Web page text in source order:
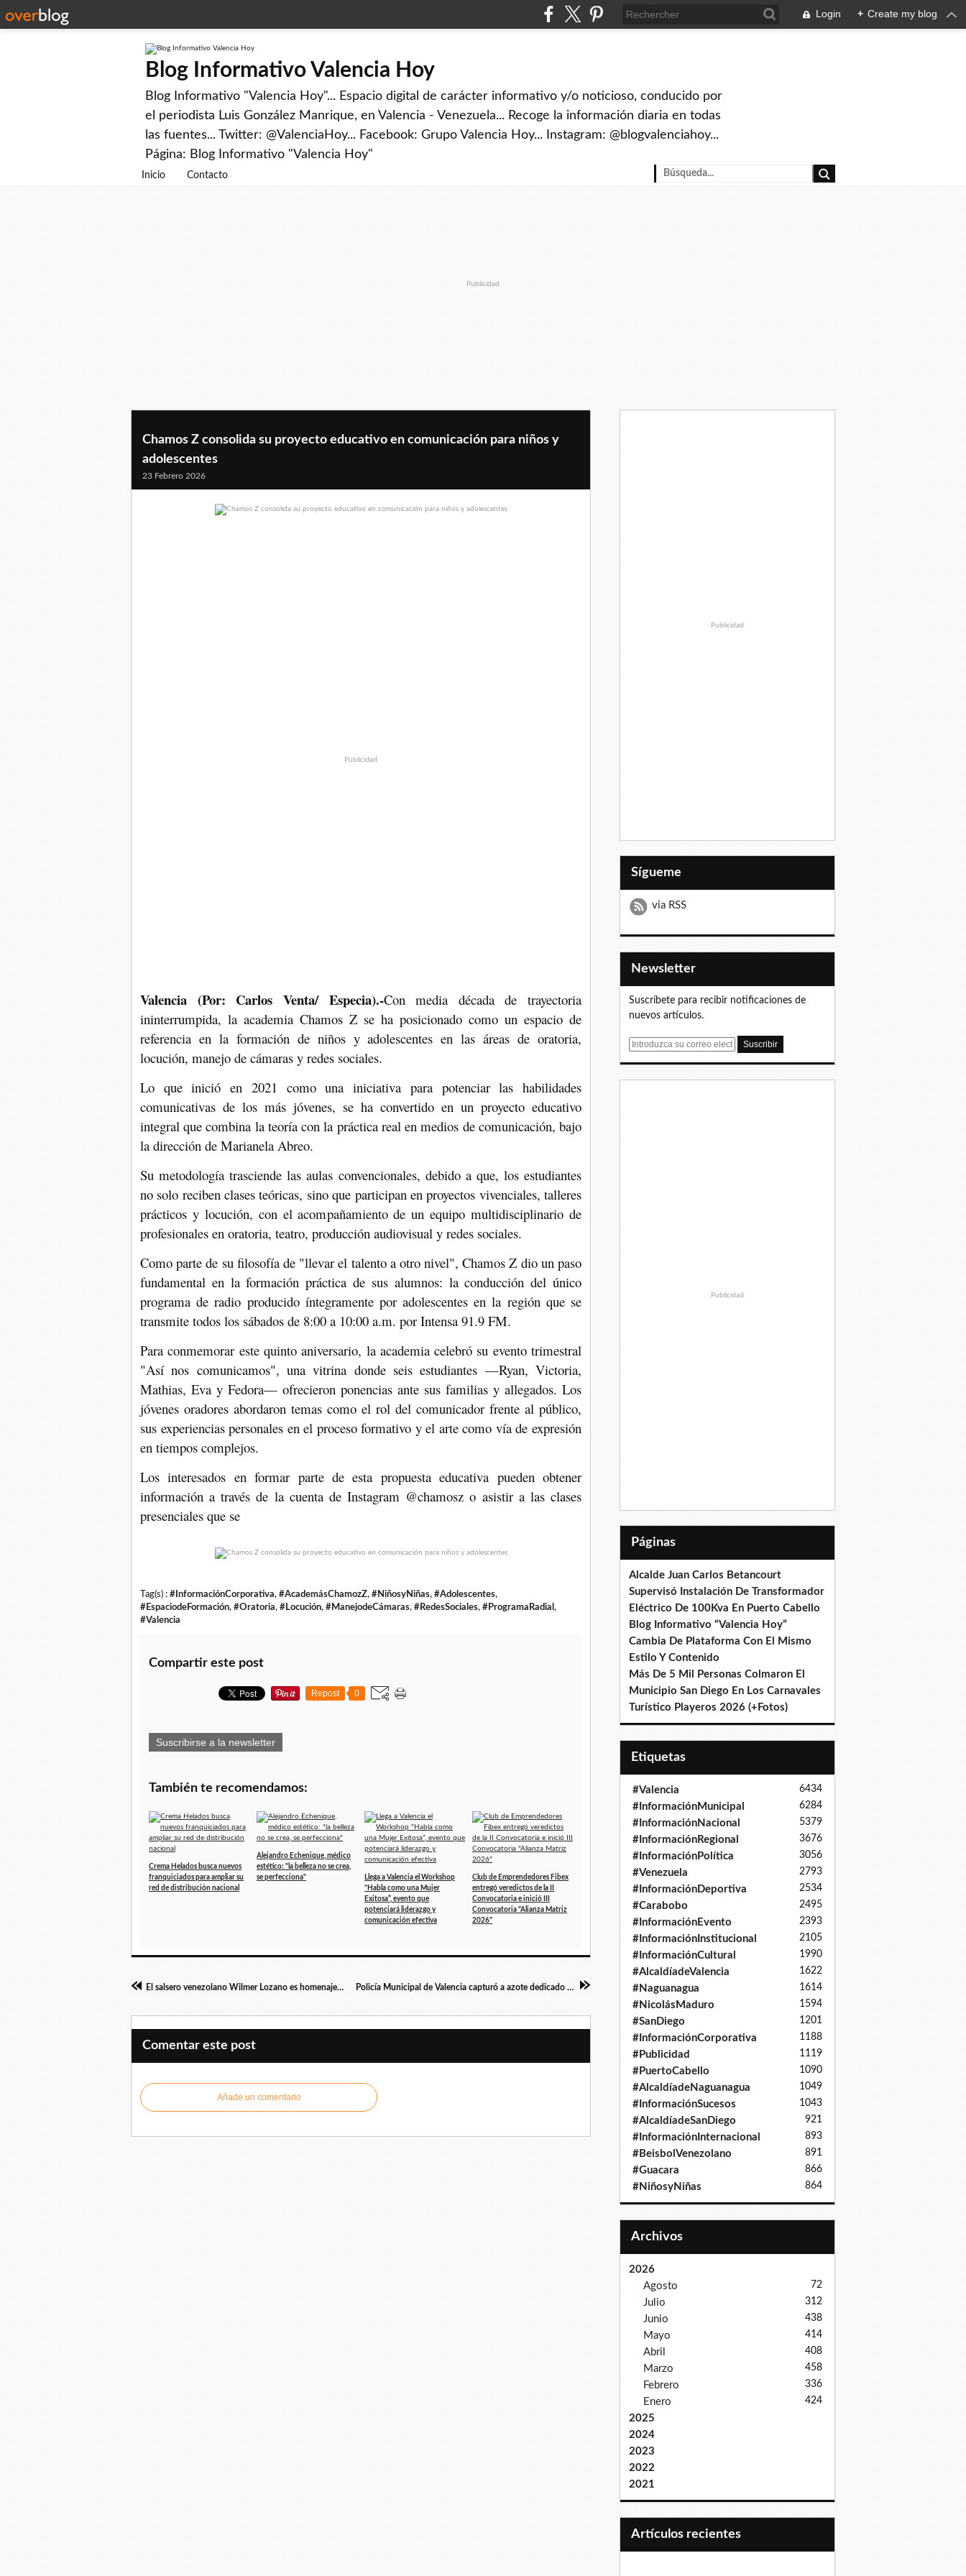
Login + Create my blog
Blog Informativo Valencia Hoy
Blog Informativo "Valencia Hoy"... Espacio digital de carácter informativo y/o noticioso, conducido por
el periodista Luis González Manrique, en Valencia - Venezuela... Recoge la información diaria en todas
las fuentes... Twitter: @ValenciaHoy... Facebook: Grupo Valencia Hoy... Instagram: @blogvalenciahoy...
Página: Blog Informativo "Valencia Hoy"
Inicio Contacto
Publicidad
Chamos Z consolida su proyecto educativo en comunicación para niños y
adolescentes
23 Febrero 2026
Publicidad
Valencia (Por: Carlos Venta/ Especia).-Con media década de trayectoria
ininterrumpida, la academia Chamos Z se ha posicionado como un espacio de
referencia en la formación de niños y adolescentes en las áreas de oratoria,
locución, manejo de cámaras y redes sociales.
Lo que inició en 2021 como una iniciativa para potenciar las habilidades
comunicativas de los más jóvenes, se ha convertido en un proyecto educativo
integral que combina la teoría con la práctica real en medios de comunicación, bajo
la dirección de Marianela Abreo.
Su metodología trasciende las aulas convencionales, debido a que, los estudiantes
no solo reciben clases teóricas, sino que participan en proyectos vivenciales, talleres
prácticos y locución, con el acompañamiento de un equipo multidisciplinario de
profesionales en oratoria, teatro, producción audiovisual y redes sociales.
Como parte de su filosofía de "llevar el talento a otro nivel", Chamos Z dio un paso
fundamental en la formación práctica de sus alumnos: la conducción del único
programa de radio producido íntegramente por adolescentes en la región que se
transmite todos los sábados de 8:00 a 10:00 a.m. por Intensa 91.9 FM.
Para conmemorar este quinto aniversario, la academia celebró su evento trimestral
"Así nos comunicamos", una vitrina donde seis estudiantes —Ryan, Victoria,
Mathias, Eva y Fedora— ofrecieron ponencias ante sus familias y allegados. Los
jóvenes oradores abordaron temas como el rol del comunicador frente al público,
sus experiencias personales en el proceso formativo y el arte como vía de expresión
en tiempos complejos.
Los interesados en formar parte de esta propuesta educativa pueden obtener
información a través de la cuenta de Instagram @chamosz o asistir a las clases
presenciales que se
Tag(s) : #InformaciónCorporativa, #AcademásChamozZ, #NiñosyNiñas, #Adolescentes,
#EspaciodeFormación, #Oratoria, #Locución, #ManejodeCámaras, #RedesSociales, #ProgramaRadial ,
#Valencia
Compartir este post
Repost 0
Suscribirse a la newsletter
También te recomendamos:
Crema Helados busca nuevos
franquiciados para ampliar su
red de distribución nacional
Alejandro Echenique, médico
estético: "la belleza no se crea,
se perfecciona"
Llega a Valencia el Workshop
"Habla como una Mujer
Exitosa”, evento que
potenciará liderazgo y
comunicación efectiva
Club de Emprendedores Fibex
entregó veredictos de la II
Convocatoria e inició III
Convocatoria "Alianza Matriz
2026"
El salsero venezolano Wilmer Lozano es homenajeado en Perú con gran mural en el Callao Policía Municipal de Valencia capturó a azote dedicado al hurto de cableado eléctrico Miguel Peña
Comentar este post
Añade un comentario
Publicidad
Sígueme
via RSS
Newsletter
Suscríbete para recibir notificaciones de
nuevos artículos.
E
Publicidad
Páginas
Alcalde Juan Carlos Betancourt
Supervisó Instalación De Transformador
Eléctrico De 100Kva En Puerto Cabello
Blog Informativo “Valencia Hoy”
Cambia De Plataforma Con El Mismo
Estilo Y Contenido
Más De 5 Mil Personas Colmaron El
Municipio San Diego En Los Carnavales
Turístico Playeros 2026 (+Fotos)
Etiquetas
#Valencia 6434
#InformaciónMunicipal 6284
#InformaciónNacional 5379
#InformaciónRegional 3676
#InformaciónPolítica 3056
#Venezuela 2793
#InformaciónDeportiva 2534
#Carabobo 2495
#InformaciónEvento 2393
#InformaciónInstitucional 2105
#InformaciónCultural 1990
#AlcaldíadeValencia 1622
#Naguanagua 1614
#NicolásMaduro 1594
#SanDiego 1201
#InformaciónCorporativa 1188
#Publicidad 1119
#PuertoCabello 1090
#AlcaldíadeNaguanagua 1049
#InformaciónSucesos 1043
#AlcaldíadeSanDiego 921
#InformaciónInternacional 893
#BeisbolVenezolano 891
#Guacara 866
#NiñosyNiñas 864
Archivos
2026
Agosto
72
Julio 312
Junio 438
Mayo 414
Abril 408
Marzo 458
Febrero 336
Enero 424
2025
2024
2023
2022
2021
Artículos recientes